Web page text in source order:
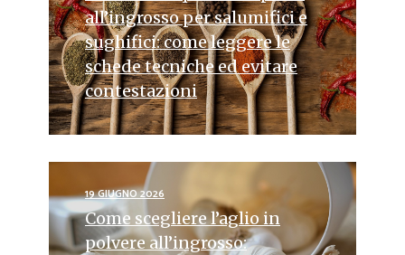
all’ingrosso per salumifici e
sughifici: come leggere le
schede tecniche ed evitare
contestazioni
19 GIUGNO 2026
Come scegliere l’aglio in
polvere all’ingrosso: